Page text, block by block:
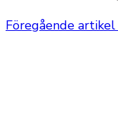
Föregående artikel